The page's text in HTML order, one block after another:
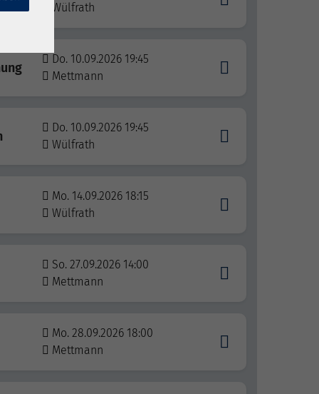
Wülfrath
Do. 10.09.2026 19:45
Mettmann
Do. 10.09.2026 19:45
Wülfrath
Mo. 14.09.2026 18:15
Wülfrath
So. 27.09.2026 14:00
Mettmann
Mo. 28.09.2026 18:00
Mettmann